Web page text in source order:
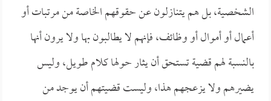
الشخصية، بل هم يتنازلون عن حقوقهم الخاصة من مرتبات أو
أعمال أو أموال أو وظائف، فإنهم لا يطالبون بها ولا يرون أنها
بالنسبة لهم قضية تستحق أن يثار حولها كلام طويل، وليس
يضيرهم ولا يزعجهم هذا، وليست قضيتهم أن يوجد من